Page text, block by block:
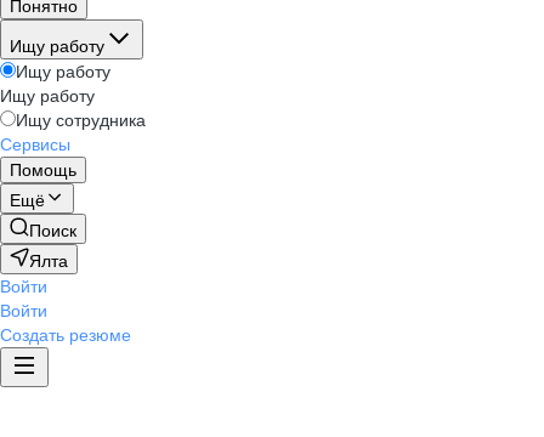
Понятно
Ищу работу
Ищу работу
Ищу работу
Ищу сотрудника
Сервисы
Помощь
Ещё
Поиск
Ялта
Войти
Войти
Создать резюме